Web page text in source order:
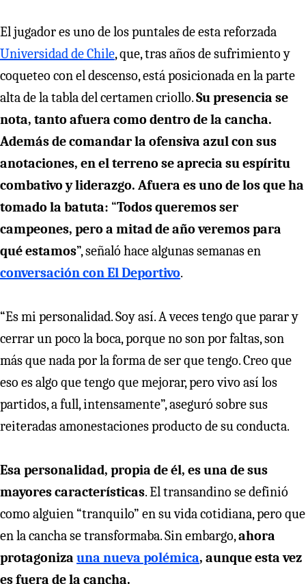
El jugador es uno de los puntales de esta reforzada
Universidad de Chile, que, tras años de sufrimiento y
coqueteo con el descenso, está posicionada en la parte
alta de la tabla del certamen criollo.Su presencia se
nota, tanto afuera como dentro de la cancha.
Además de comandar la ofensiva azul con sus
anotaciones, en el terreno se aprecia su espíritu
combativo y liderazgo. Afuera es uno de los que ha
tomado la batuta: “Todos queremos ser
campeones, pero a mitad de año veremos para
qué estamos”, señaló hace algunas semanas en
conversación con El Deportivo.
“Es mi personalidad. Soy así. A veces tengo que parar y
cerrar un poco la boca, porque no son por faltas, son
más que nada por la forma de ser que tengo. Creo que
eso es algo que tengo que mejorar, pero vivo así los
partidos, a full, intensamente”, aseguró sobre sus
reiteradas amonestaciones producto de su conducta.
Esa personalidad, propia de él, es una de sus
mayores características. El transandino se definió
como alguien “tranquilo” en su vida cotidiana, pero que
en la cancha se transformaba. Sin embargo,ahora
protagoniza una nueva polémica, aunque esta vez
es fuera de la cancha.